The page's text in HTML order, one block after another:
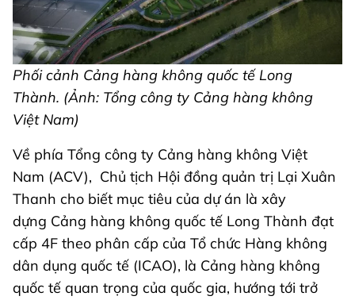
Phối cảnh Cảng hàng không quốc tế Long
Thành. (Ảnh: Tổng công ty Cảng hàng không
Việt Nam)
Về phía Tổng công ty Cảng hàng không Việt
Nam (ACV), Chủ tịch Hội đồng quản trị Lại Xuân
Thanh cho biết mục tiêu của dự án là xây
dựng Cảng hàng không quốc tế Long Thành đạt
cấp 4F theo phân cấp của Tổ chức Hàng không
dân dụng quốc tế (ICAO), là Cảng hàng không
quốc tế quan trọng của quốc gia, hướng tới trở